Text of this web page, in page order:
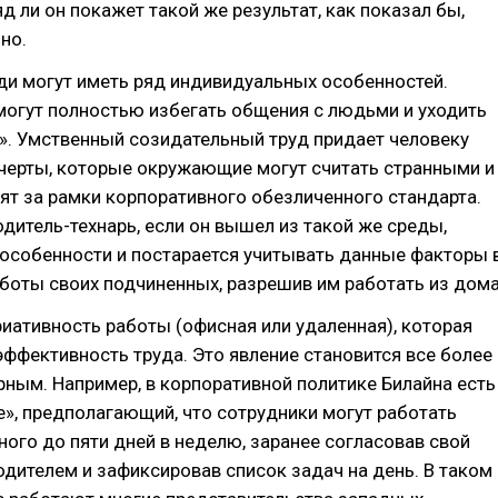
ли он покажет такой же результат, как показал бы,
могут иметь ряд индивидуальных особенностей.
полностью избегать общения с людьми и уходить
Умственный созидательный труд придает человеку
которые окружающие могут считать странными и
за рамки корпоративного обезличенного стандарта.
технарь, если он вышел из такой же среды,
и постарается учитывать данные факторы
своих подчиненных, разрешив им работать из
работы (офисная или удаленная), которая
труда. Это явление становится все более
Например, в корпоративной политике Билайна есть
предполагающий, что сотрудники могут работать
до пяти дней в неделю, заранее согласовав свой
и зафиксировав список задач на день. В таком